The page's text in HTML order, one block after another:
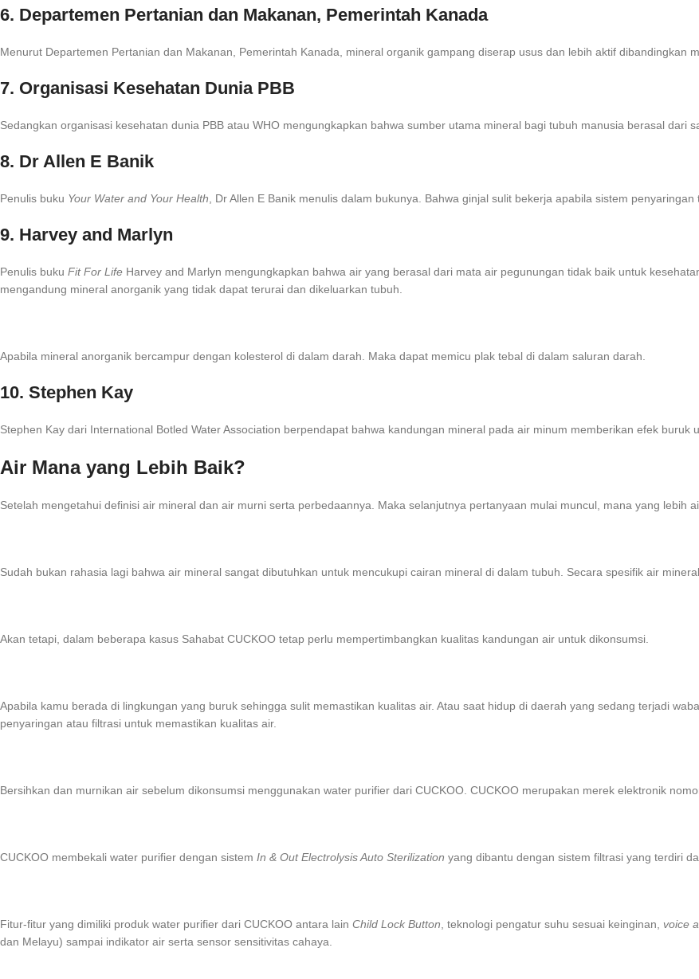
6. Departemen Pertanian dan Makanan, Pemerintah Kanada
Menurut Departemen Pertanian dan Makanan, Pemerintah Kanada, mineral organik gampang diserap usus dan lebih aktif dibandingkan
7. Organisasi Kesehatan Dunia PBB
Sedangkan organisasi kesehatan dunia PBB atau WHO mengungkapkan bahwa sumber utama mineral bagi tubuh manusia berasal dari
8. Dr Allen E Banik
Penulis buku Your Water and Your Health , Dr Allen E Banik menulis dalam bukunya. Bahwa ginjal sulit bekerja apabila sistem
9. Harvey and Marlyn
Penulis buku Fit For Life Harvey and Marlyn mengungkapkan bahwa air yang berasal dari mata air pegunungan tidak baik untuk
mengandung mineral anorganik yang tidak dapat terurai dan dikeluarkan tubuh.
Apabila mineral anorganik bercampur dengan kolesterol di dalam darah. Maka dapat memicu plak tebal di dalam saluran darah.
10. Stephen Kay
Stephen Kay dari International Botled Water Association berpendapat bahwa kandungan mineral pada air minum memberikan efek buruk
Air Mana yang Lebih Baik?
Setelah mengetahui definisi air mineral dan air murni serta perbedaannya. Maka selanjutnya pertanyaan mulai muncul, mana yang lebih
Sudah bukan rahasia lagi bahwa air mineral sangat dibutuhkan untuk mencukupi cairan mineral di dalam tubuh. Secara spesifik air
Akan tetapi, dalam beberapa kasus Sahabat CUCKOO tetap perlu mempertimbangkan kualitas kandungan air untuk dikonsumsi.
Apabila kamu berada di lingkungan yang buruk sehingga sulit memastikan kualitas air. Atau saat hidup di daerah yang sedang terjadi
penyaringan atau filtrasi untuk memastikan kualitas air.
Bersihkan dan murnikan air sebelum dikonsumsi menggunakan water purifier dari CUCKOO. CUCKOO merupakan merek elektronik
CUCKOO membekali water purifier dengan sistem In & Out Electrolysis Auto Sterilization yang dibantu dengan sistem filtrasi yang terdiri
Fitur-fitur yang dimiliki produk water purifier dari CUCKOO antara lain Child Lock Button , teknologi pengatur suhu sesuai keinginan, voice
dan Melayu) sampai indikator air serta sensor sensitivitas cahaya.